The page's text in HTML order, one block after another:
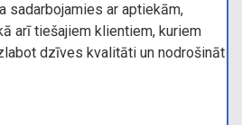
sadarbojamies ar aptiekām,
arī tiešajiem klientiem, kuriem
dzīves kvalitāti un nodrošināt